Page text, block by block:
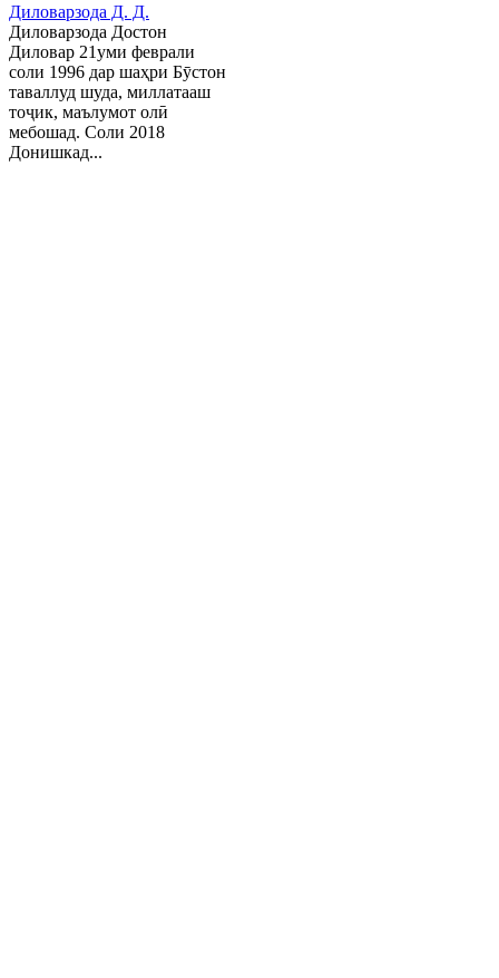
Диловарзода Д. Д.
Диловарзода Достон
Диловар 21уми феврали
соли 1996 дар шаҳри Бӯстон
таваллуд шуда, миллатааш
тоҷик, маълумот олӣ
мебошад. Соли 2018
Донишкад...